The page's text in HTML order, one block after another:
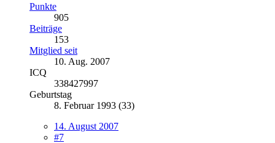
Punkte
905
Beiträge
153
Mitglied seit
10. Aug. 2007
ICQ
338427997
Geburtstag
8. Februar 1993 (33)
14. August 2007
#7